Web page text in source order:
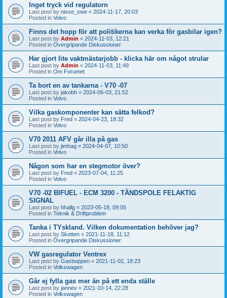
Inget tryck vid regulatorn
Last post by nisse_swe « 2024-11-17, 20:03
Posted in Volvo
Finns det hopp för att politikerna kan verka för gasbilar igen?
Last post by Admin « 2024-11-03, 12:21
Posted in Övergripande Diskussioner
Har gjort lite vaktmästarjobb - klicka här om något strular
Last post by Admin « 2024-11-03, 11:49
Posted in Om Forumet
Ta bort en av tankarna - V70 -07
Last post by jakobh « 2024-06-03, 21:52
Posted in Volvo
Vilka gaskomponenter kan sätta felkod?
Last post by Fred « 2024-04-23, 18:32
Posted in Volvo
V70 2011 AFV går illa på gas
Last post by jimhag « 2024-04-07, 10:50
Posted in Volvo
Någon som har en stegmotor över?
Last post by Fred « 2023-07-04, 11:25
Posted in Volvo
V70 -02 BIFUEL - ECM 3200 - TÄNDSPOLE FELAKTIG
SIGNAL
Last post by hhallg « 2023-05-18, 09:05
Posted in Teknik & Driftproblem
Tanka i TYskland. Vilken dokumentation behöver jag?
Last post by Skotten « 2021-11-18, 11:12
Posted in Övergripande Diskussioner
VW gasregulator Ventrex
Last post by Gasboppen « 2021-11-02, 18:23
Posted in Volkswagen
Går ej fylla gas mer än på ett enda ställe
Last post by jannev « 2021-10-14, 22:28
Posted in Volkswagen